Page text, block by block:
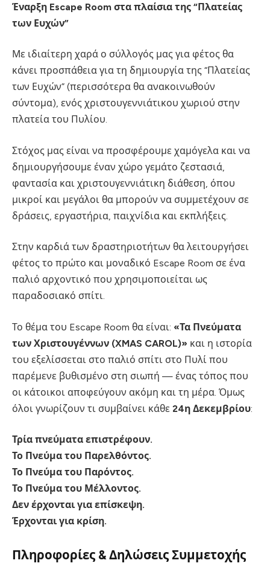
Έναρξη Escape Room στα πλαίσια της “Πλατείας
των Ευχών”
Με ιδιαίτερη χαρά ο σύλλογός μας για φέτος θα
κάνει προσπάθεια για τη δημιουργία της “Πλατείας
των Ευχών” (περισσότερα θα ανακοινωθούν
σύντομα), ενός χριστουγεννιάτικου χωριού στην
πλατεία του Πυλίου.
Στόχος μας είναι να προσφέρουμε χαμόγελα και να
δημιουργήσουμε έναν χώρο γεμάτο ζεστασιά,
φαντασία και χριστουγεννιάτικη διάθεση, όπου
μικροί και μεγάλοι θα μπορούν να συμμετέχουν σε
δράσεις, εργαστήρια, παιχνίδια και εκπλήξεις.
Στην καρδιά των δραστηριοτήτων θα λειτουργήσει
φέτος το πρώτο και μοναδικό Escape Room σε ένα
παλιό αρχοντικό που χρησιμοποιείται ως
παραδοσιακό σπίτι.
Το θέμα του Escape Room θα είναι: «Τα Πνεύματα
των Χριστουγέννων (XMAS CAROL)» και η ιστορία
του εξελίσσεται στο παλιό σπίτι στο Πυλί που
παρέμενε βυθισμένο στη σιωπή — ένας τόπος που
οι κάτοικοι αποφεύγουν ακόμη και τη μέρα. Όμως
όλοι γνωρίζουν τι συμβαίνει κάθε 24η Δεκεμβρίου:
Τρία πνεύματα επιστρέφουν.
Το Πνεύμα του Παρελθόντος.
Το Πνεύμα του Παρόντος.
Το Πνεύμα του Μέλλοντος.
Δεν έρχονται για επίσκεψη.
Έρχονται για κρίση.
Πληροφορίες & Δηλώσεις Συμμετοχής